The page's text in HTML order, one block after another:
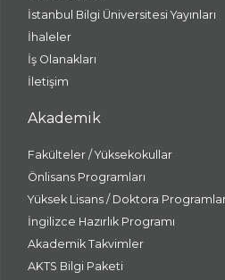
İstanbul Bilgi Üniversitesi Yayınları
İhaleler
İş Olanakları
İletişim
Akademik
Fakülteler / Yüksekokullar
Önlisans Programları
Yüksek Lisans / Doktora
İngilizce Hazırlık Programı
Akademik Takvimler
AKTS Bilgi Paketi